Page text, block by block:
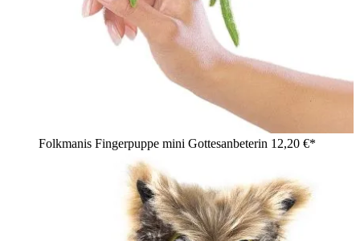
Folkmanis Fingerpuppe mini Gottesanbeterin 12,20 €*